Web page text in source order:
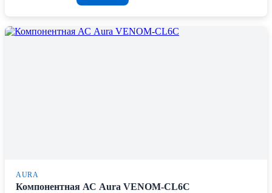
AURA
Компонентная АС Aura VENOM-CL6C